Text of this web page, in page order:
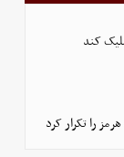
کند
را تکرار کرد